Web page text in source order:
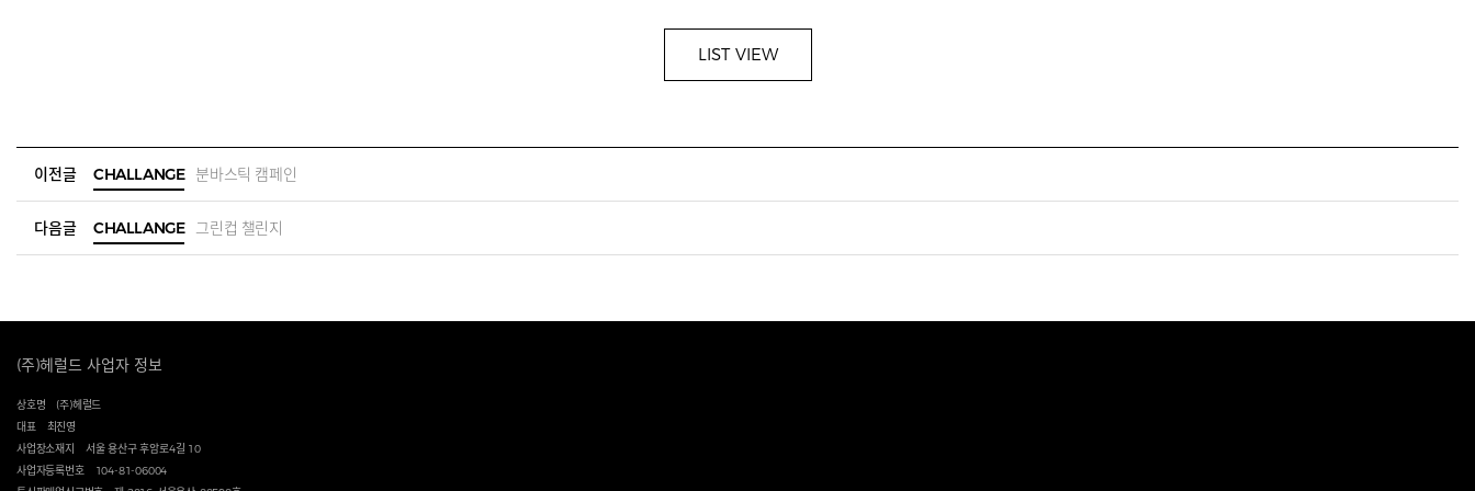
LIST VIEW
이전글 CHALLANGE 분바스틱 캠페인
다음글 CHALLANGE 그린컵 챌린지
(주)헤럴드 사업자 정보
상호명
(주)헤럴드
대표
최진영
사업장소재지
서울 용산구 후암로4길 10
사업자등록번호
104-81-06004